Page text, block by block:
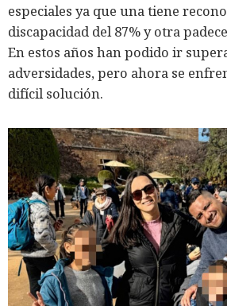
especiales ya que una tiene
discapacidad del 87% y otra
En estos años han podido ir
adversidades, pero ahora se
difícil solución.